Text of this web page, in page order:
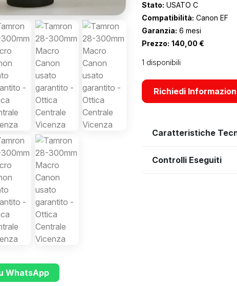
Stato: USATO C
Compatibilità: Canon EF
Garanzia: 6 mesi
Prezzo: 140,00 €
1 disponibili
Richiedi
Caratteristiche
Controlli Eseguiti
WhatsApp